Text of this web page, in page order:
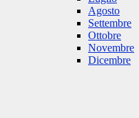
Agosto
Settembre
Ottobre
Novembre
Dicembre